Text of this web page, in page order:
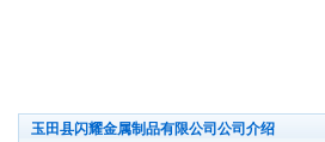
玉田县闪耀金属制品有限公司公司介绍